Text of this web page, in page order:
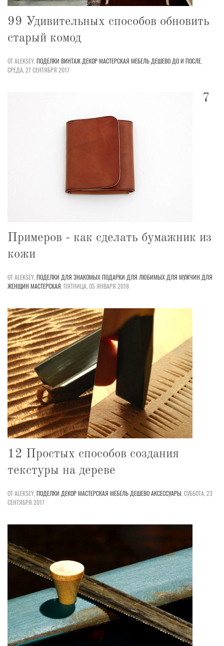
99 Удивительных способов обновить
старый комод
ОТ ALEKSEY,ПОДЕЛКИ ВИНТАЖ ДЕКОРМАСТЕРСКАЯ МЕБЕЛЬ ДЕШЕВО ДО И ПОСЛЕ,
СРЕДА, 27 СЕНТЯБРЯ 2017
7
Примеров - как сделать бумажник из
кожи
ОТ ALEKSEY,ПОДЕЛКИ ДЛЯ ЗНАКОМЫХПОДАРКИ ДЛЯ ЛЮБИМЫХ ДЛЯ МУЖЧИН ДЛЯ
ЖЕНЩИН МАСТЕРСКАЯ,ПЯТНИЦА, 05 ЯНВАРЯ 2018
12 Простых способов создания
текстуры на дереве
ОТ ALEKSEY,ПОДЕЛКИ ДЕКОРМАСТЕРСКАЯ МЕБЕЛЬ ДЕШЕВОАКСЕССУАРЫ,СУББОТА, 23
СЕНТЯБРЯ 2017